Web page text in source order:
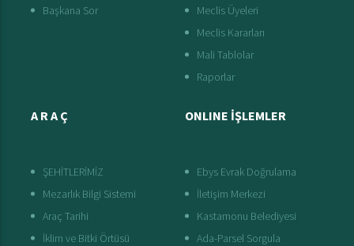
Başkana Sor
Meclis Üyeleri
Meclis Kararları
Mali Tablolar
Raporlar
A R A Ç
ŞEHİTLERİMİZ
Mezarlık Bilgi Sistemi
Araç Tarihi
İklim ve Bitki Örtüsü
ONLINE İŞLEMLER
Ebys Evrak Doğrulama
İletişim Merkezi
Kastamonu Belediyesi
Ada-Parsel Sorgula